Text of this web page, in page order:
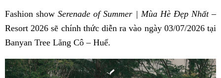
Fashion showSerenade of Summer | Mùa Hè Đẹp Nhất–
Resort 2026 sẽ chính thức diễn ra vào ngày 03/07/2026 tại
Banyan Tree Lăng Cô – Huế.